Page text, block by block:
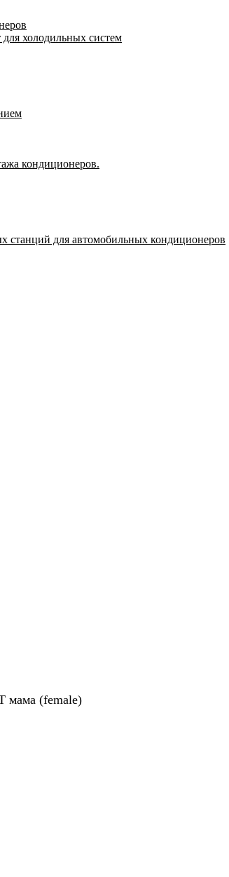
холодильных систем
кондиционеров.
станций для автомобильных кондиционеров
мама (female)